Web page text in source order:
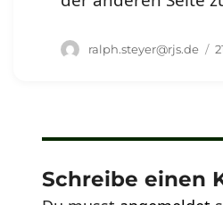
Autor
ralph.steyer@rjs.de
Schreibe einen